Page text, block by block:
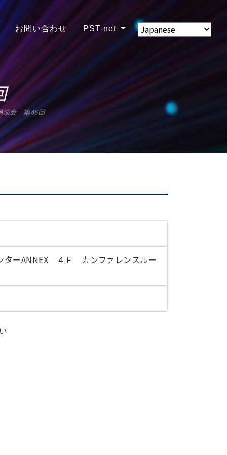
お問い合わせ PST-net
演会 第46回
ターANNEX ４Ｆ カンファレンスルー